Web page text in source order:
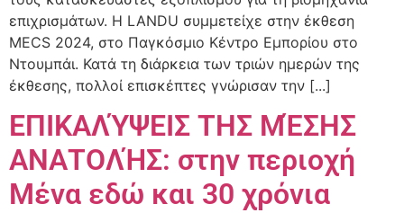
επιχρισμάτων. Η LANDU συμμετείχε στην έκθεση
MECS 2024, στο Παγκόσμιο Κέντρο Εμπορίου στο
Ντουμπάι. Κατά τη διάρκεια των τριών ημερών της
έκθεσης, πολλοί επισκέπτες γνώρισαν την [...]
ΕΠΙΚΑΛΎΨΕΙΣ ΤΗΣ ΜΈΣΗΣ
ΑΝΑΤΟΛΉΣ: στην περιοχή
Μένα εδώ και 30 χρόνια